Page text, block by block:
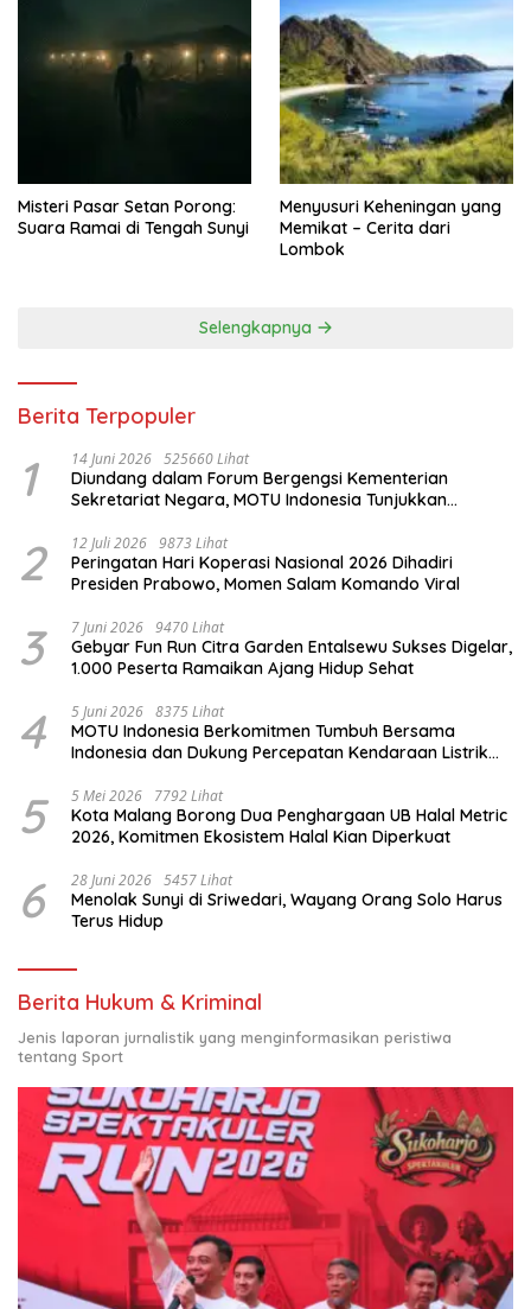
Misteri Pasar Setan Porong:
Suara Ramai di Tengah Sunyi
Menyusuri Keheningan yang
Memikat – Cerita dari
Lombok
Selengkapnya
Berita Terpopuler
1 14 Juni 2026 525660 Lihat
Diundang dalam Forum Bergengsi Kementerian
Sekretariat Negara, MOTU Indonesia Tunjukkan
2 12 Juli 2026 9873 Lihat
Peringatan Hari Koperasi Nasional 2026 Dihadiri
Presiden Prabowo, Momen Salam Komando Viral
3 7 Juni 2026 9470 Lihat
Gebyar Fun Run Citra Garden Entalsewu Sukses Digelar,
1.000 Peserta Ramaikan Ajang Hidup Sehat
4 5 Juni 2026 8375 Lihat
MOTU Indonesia Berkomitmen Tumbuh Bersama
Indonesia dan Dukung Percepatan Kendaraan Listrik
5 5 Mei 2026 7792 Lihat
Kota Malang Borong Dua Penghargaan UB Halal Metric
2026, Komitmen Ekosistem Halal Kian Diperkuat
6 28 Juni 2026 5457 Lihat
Menolak Sunyi di Sriwedari, Wayang Orang Solo Harus
Terus Hidup
Berita Hukum & Kriminal
Jenis laporan jurnalistik yang menginformasikan peristiwa
tentang Sport